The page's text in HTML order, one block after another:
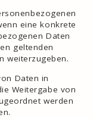
eine konkrete
Daten
geltenden
weiterzugeben.
Daten in
Weitergabe von
werden